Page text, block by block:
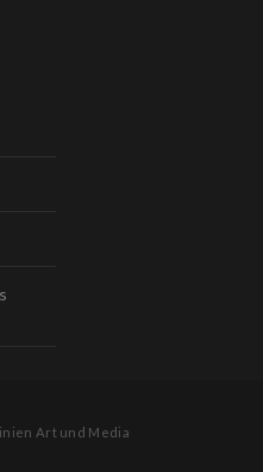
Art und Media